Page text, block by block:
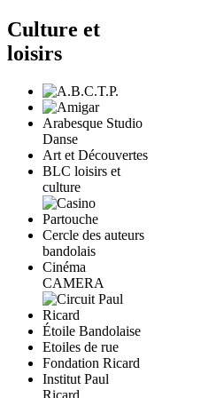
Culture et
loisirs
Arabesque Studio
Danse
Art et Découvertes
BLC loisirs et
culture
Cercle des auteurs
bandolais
Cinéma
CAMERA
Étoile Bandolaise
Etoiles de rue
Fondation Ricard
Institut Paul
Ricard